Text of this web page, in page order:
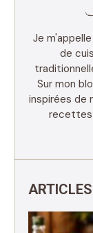
Je
de
Sur mon
inspirées de
recettes